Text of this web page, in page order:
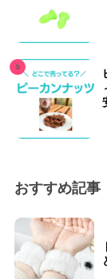
おすすめ記事